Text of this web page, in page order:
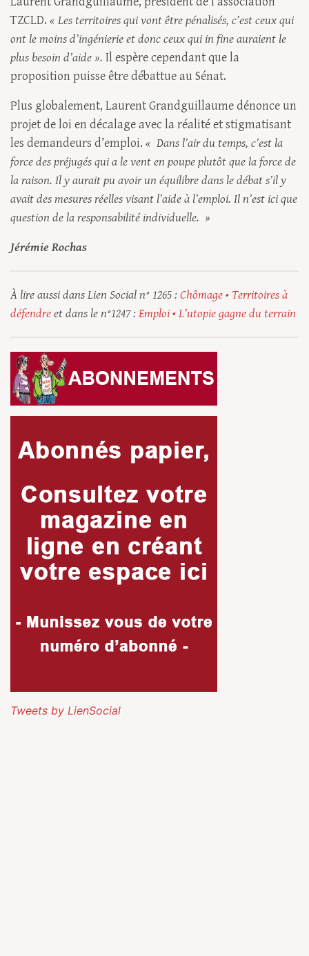
TZCLD. « Les territoires qui vont être pénalisés, c’est ceux qui
ont le moins d’ingénierie et donc ceux qui in fine auraient le
plus besoin d’aide ». Il espère cependant que la
proposition puisse être débattue au Sénat.
Plus globalement, Laurent Grandguillaume dénonce un
projet de loi en décalage avec la réalité et stigmatisant
les demandeurs d’emploi. « Dans l’air du temps, c’est la
force des préjugés qui a le vent en poupe plutôt que la force de
la raison. Il y aurait pu avoir un équilibre dans le débat s’il y
avait des mesures réelles visant l’aide à l’emploi. Il n’est ici que
question de la responsabilité individuelle. »
Jérémie Rochas
À lire aussi dans Lien Social n° 1265 :Chômage • Territoires à
défendreet dans le n°1247 :Emploi • L’utopie gagne du terrain
Tweets by LienSocial